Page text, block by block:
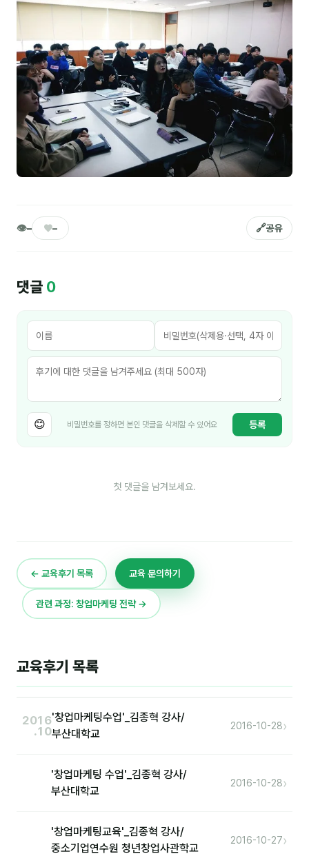
🧭 기획·전략 1
강사
김종혁
구자룡
김경태
김의중
김지혜
노준영
Maria
박혜랑
이상미
이미루
이옥겸
임아라
전승빈
정일영
👁– ♥– 🔗공유
댓글 0
😊 비밀번호를 정하면 본인 댓글을 삭제할 수 있어요 등록
첫 댓글을 남겨보세요.
← 교육후기 목록 교육 문의하기
관련 과정: 창업마케팅 전략 →
교육후기 목록
2016
.10
'창업마케팅수업'_김종혁 강사/
부산대학교
2016-10-28›
'창업마케팅 수업'_김종혁 강사/
부산대학교
2016-10-28›
'창업마케팅교육'_김종혁 강사/
중소기업연수원 청년창업사관학교
2016-10-27›